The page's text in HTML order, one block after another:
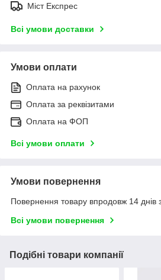
Міст Експрес
Всі умови доставки
Умови оплати
Оплата на рахунок
Оплата за реквізитами
Оплата на ФОП
Всі умови оплати
Умови повернення
Повернення товару впродовж 14 днів
Всі умови повернення
Подібні товари компанії